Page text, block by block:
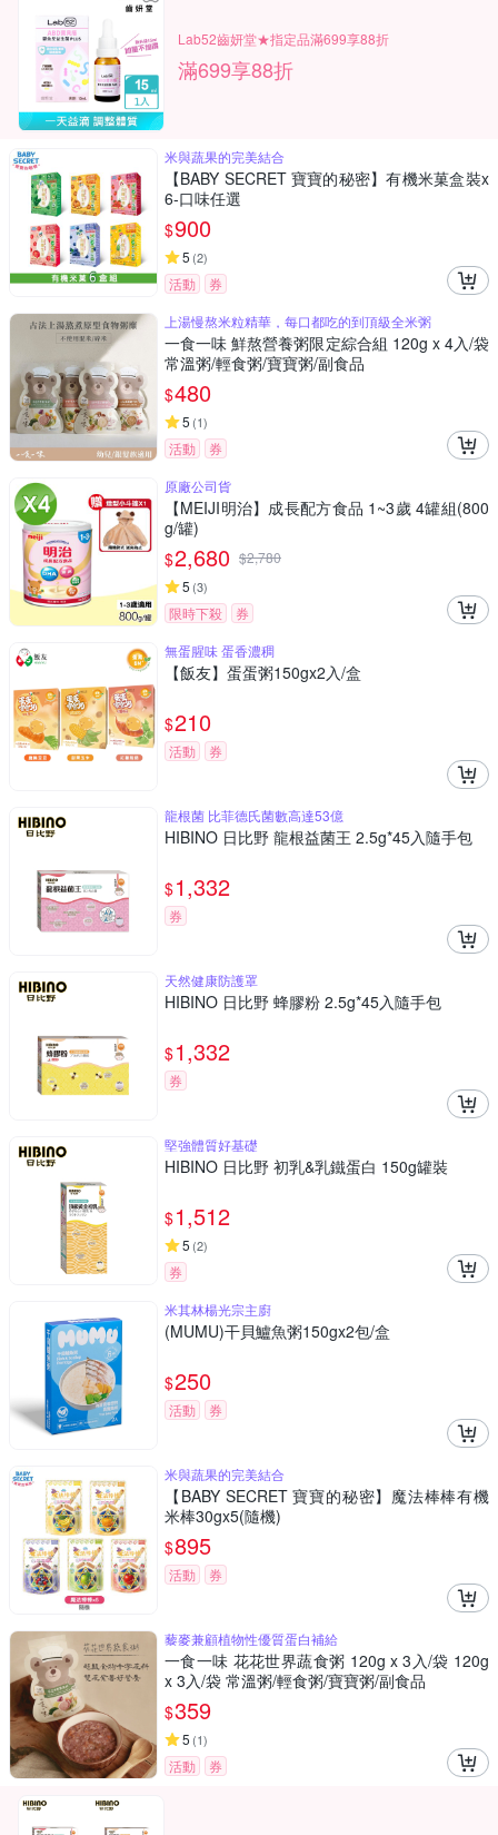
Lab52齒妍堂★指定品滿699享88折
滿699享88折
米與蔬果的完美結合
【BABY SECRET 寶寶的秘密】有機米菓盒裝x
6-口味任選
$900
5 (2)
活動
券
上湯慢熬米粒精華，每口都吃的到頂級全米粥
一食一味 鮮熬營養粥限定綜合組 120g x 4入/袋
常溫粥/輕食粥/寶寶粥/副食品
$480
5 (1)
活動
券
原廠公司貨
【MEIJI明治】成長配方食品 1~3歲 4罐組(800
g/罐)
$2,680 $2,780
5 (3)
限時下殺
券
無蛋腥味 蛋香濃稠
【飯友】蛋蛋粥150gx2入/盒
$210
活動 券
龍根菌 比菲德氏菌數高達53億
HIBINO 日比野 龍根益菌王 2.5g*45入隨手包
$1,332
券
天然健康防護罩
HIBINO 日比野 蜂膠粉 2.5g*45入隨手包
$1,332
券
堅強體質好基礎
HIBINO 日比野 初乳&乳鐵蛋白 150g罐裝
$1,512
5 (2)
券
米其林楊光宗主廚
(MUMU)干貝鱸魚粥150gx2包/盒
$250
活動 券
米與蔬果的完美結合
【BABY SECRET 寶寶的秘密】魔法棒棒有機
米棒30gx5(隨機)
$895
活動 券
藜麥兼顧植物性優質蛋白補給
一食一味 花花世界蔬食粥 120g x 3入/袋 120g
x 3入/袋 常溫粥/輕食粥/寶寶粥/副食品
$359
5 (1)
活動 券